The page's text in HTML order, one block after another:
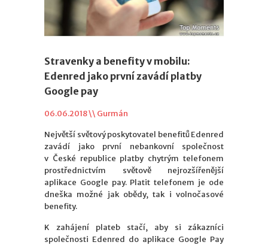
Stravenky a benefity v mobilu:
Edenred jako první zavádí platby
Google pay
06.06.2018 \\ Gurmán
Největší světový poskytovatel benefitů Edenred
zavádí jako první nebankovní společnost
v České republice platby chytrým telefonem
prostřednictvím světově nejrozšířenější
aplikace Google pay. Platit telefonem je ode
dneška možné jak obědy, tak i volnočasové
benefity.
K zahájení plateb stačí, aby si zákazníci
společnosti Edenred do aplikace Google Pay